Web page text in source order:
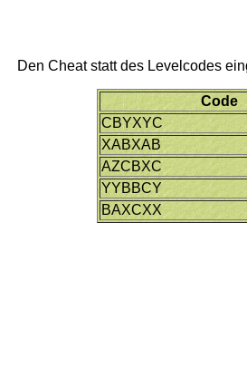
Den Cheat statt des Levelcodes
Code
CBYXYC
XABXAB
AZCBXC
YYBBCY
BAXCXX